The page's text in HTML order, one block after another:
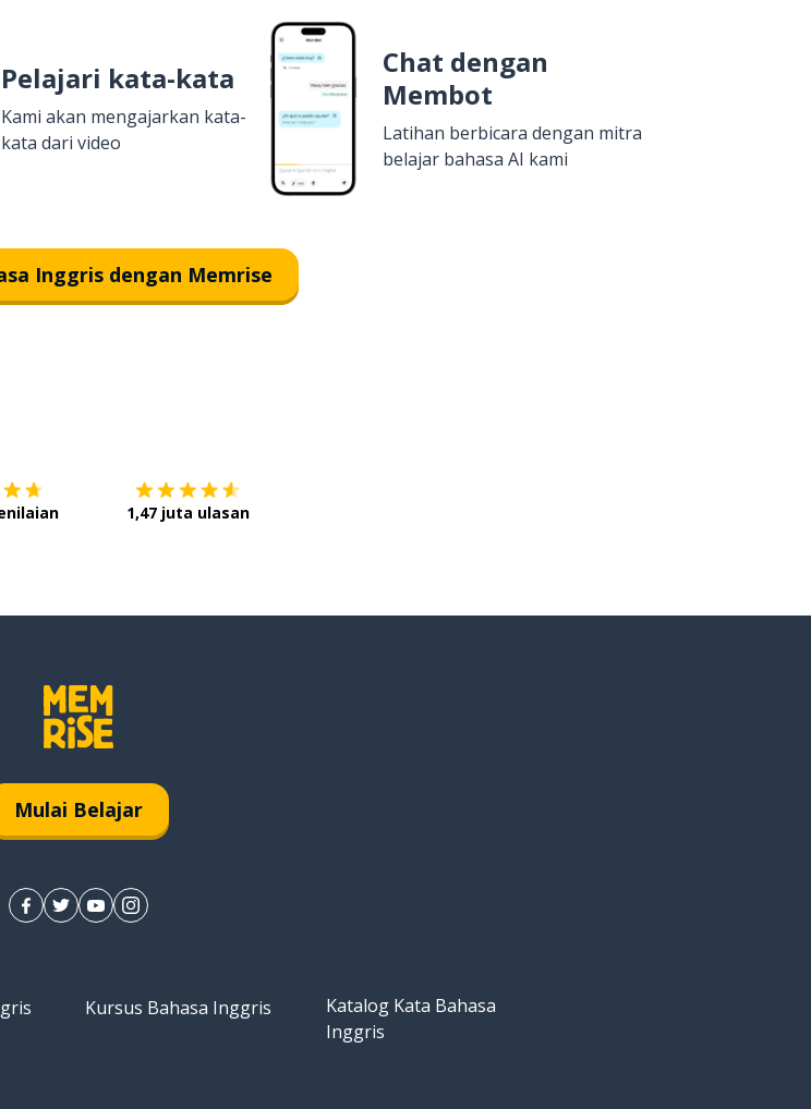
Pelajari kata-kata
Kami akan mengajarkan kata-
kata dari video
Chat dengan
Membot
Latihan berbicara dengan mitra
belajar bahasa AI kami
Inggris dengan Memrise
1,47 juta ulasan
Mulai Belajar
Kursus Bahasa Inggris
Katalog Kata Bahasa
Inggris